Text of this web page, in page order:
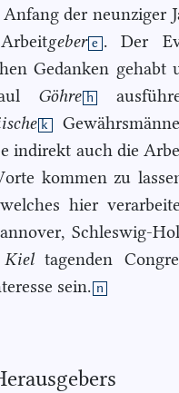
der neunziger
Arbeitgeber e . Der
Gedanken gehabt
Göhre h
k
indirekt auch die
kommen zu
hier
Schleswig-
Kieltagenden
sein. n